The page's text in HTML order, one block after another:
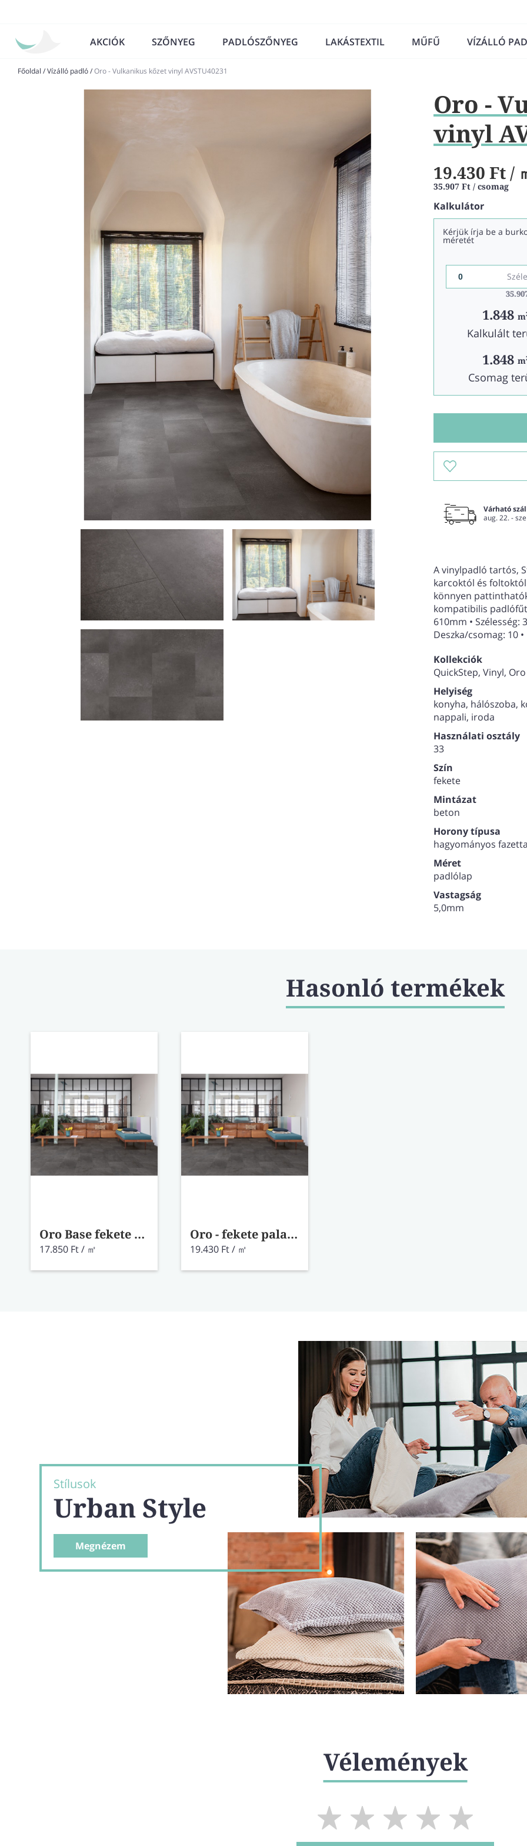
AKCIÓK SZŐNYEG PADLÓSZŐNYEG LAKÁSTEXTIL MŰFŰ VÍZÁLLÓ
Főoldal /Vízálló padló/Oro - Vulkanikus kőzet vinyl AVSTU40231
Oro -
vinyl
19.430 Ft /
35.907 Ft / csomag
Kalkulátor
Kérjük írja be a
méretét
1.848 m
Kalkulált
1.848 m
Csomag
Várható
aug. 22. -
A vinylpadló tartós,
karcoktól és
könnyen
kompatibilis
610mm • Szélesség:
Deszka/csomag: 10
Kollekciók
QuickStep, Vinyl, Oro
Helyiség
konyha, hálószoba,
nappali, iroda
Használati osztály
33
Szín
fekete
Mintázat
beton
Horony típusa
hagyományos
Méret
padlólap
Vastagság
5,0mm
Hasonló termékek
Oro Base fekete pala vinyl AVSTT40035
17.850 Ft / ㎡
Oro - fekete pala vinyl AVSTU40035
19.430 Ft / ㎡
Stílusok
Urban Style
Megnézem
Vélemények